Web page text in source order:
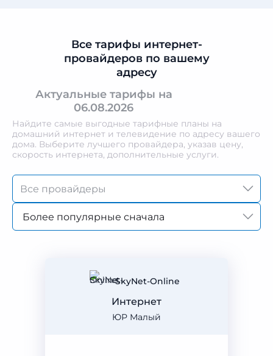
Все тарифы интернет-
провайдеров по вашему
адресу
Актуальные тарифы на
06.08.2026
Найдите самые выгодные тарифные планы на
домашний интернет и телевидение по адресу вашего
дома. Выберите лучшего провайдера, указав цену,
скорость интернета, дополнительные услуги.
Более популярные сначала
SkyNet-Online
ЮР Малый
Интернет